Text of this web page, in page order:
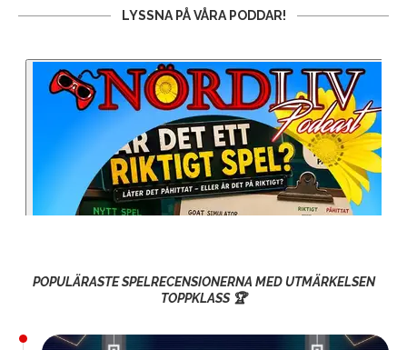
LYSSNA PÅ VÅRA PODDAR!
POPULÄRASTE SPELRECENSIONERNA MED UTMÄRKELSEN
TOPPKLASS 🏆